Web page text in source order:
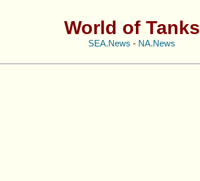
World of Tanks
SEA.News - NA.News